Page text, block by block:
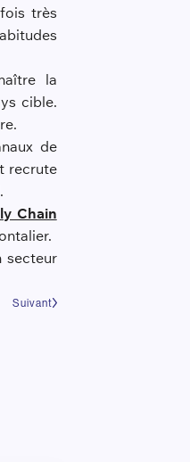
très
la
cible.
de
recrute
Chain
secteur
Suivant